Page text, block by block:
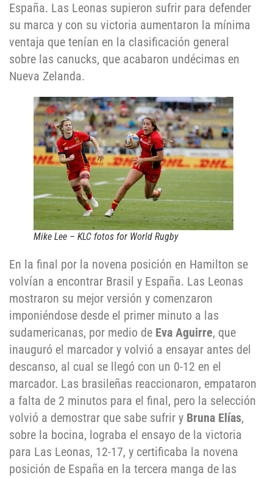
España. Las Leonas supieron sufrir para defender
su marca y con su victoria aumentaron la mínima
ventaja que tenían en la clasificación general
sobre las canucks, que acabaron undécimas en
Nueva Zelanda.
Mike Lee – KLC fotos for World Rugby
En la final por la novena posición en Hamilton se
volvían a encontrar Brasil y España. Las Leonas
mostraron su mejor versión y comenzaron
imponiéndose desde el primer minuto a las
sudamericanas, por medio de Eva Aguirre, que
inauguró el marcador y volvió a ensayar antes del
descanso, al cual se llegó con un 0-12 en el
marcador. Las brasileñas reaccionaron, empataron
a falta de 2 minutos para el final, pero la selección
volvió a demostrar que sabe sufrir y Bruna Elías,
sobre la bocina, lograba el ensayo de la victoria
para Las Leonas, 12-17, y certificaba la novena
posición de España en la tercera manga de las